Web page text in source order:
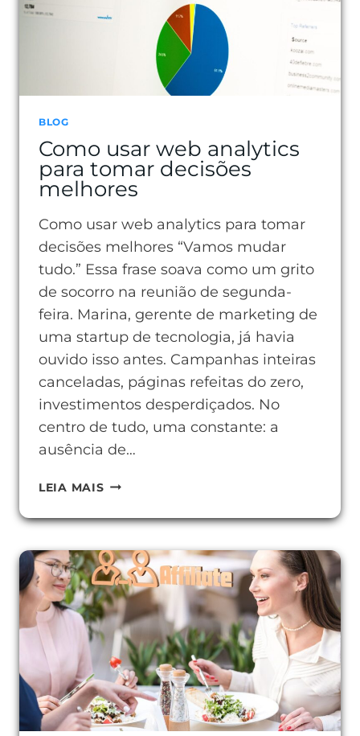
BLOG
Como usar web analytics
para tomar decisões
melhores
Como usar web analytics para tomar
decisões melhores “Vamos mudar
tudo.” Essa frase soava como um grito
de socorro na reunião de segunda-
feira. Marina, gerente de marketing de
uma startup de tecnologia, já havia
ouvido isso antes. Campanhas inteiras
canceladas, páginas refeitas do zero,
investimentos desperdiçados. No
centro de tudo, uma constante: a
ausência de…
LEIA MAISCOMO
ANALYTICS
PARA
TOMAR
DECISÕES
MELHORES